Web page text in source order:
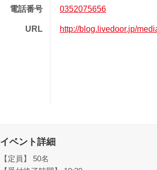
電話番号 0352075656
URL http://blog.livedoor.jp/
イベント詳細
【定員】 50名